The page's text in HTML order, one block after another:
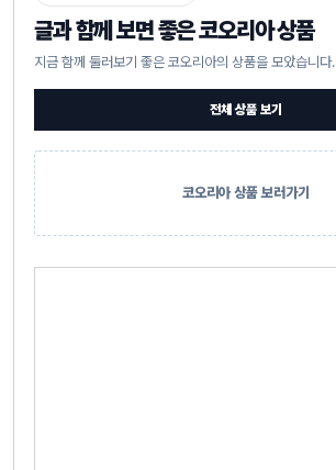
글과 함께 보면 좋은 코오리아 상품
지금 함께 둘러보기 좋은 코오리아의 상품을 모았습니다.
전체 상품 보기
코오리아 상품 보러가기